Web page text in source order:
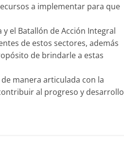
a implementar para que
el Batallón de Acción Integral
de estos sectores, además
de brindarle a estas
manera articulada con la
al progreso y desarrollo